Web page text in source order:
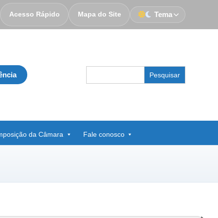
Acesso Rápido Mapa do Site Tema
for:
da Câmara Fale conosco